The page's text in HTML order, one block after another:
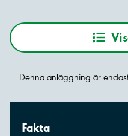
Denna anläggning är
Fakta